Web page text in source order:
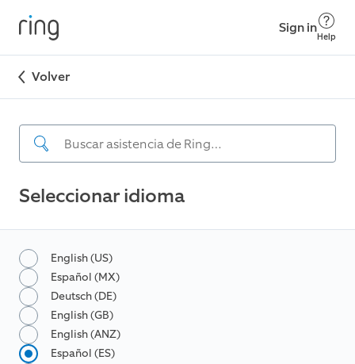
Sign in
Help
Volver
Seleccionar idioma
English (US)
Español (MX)
Deutsch (DE)
English (GB)
English (ANZ)
Español (ES)